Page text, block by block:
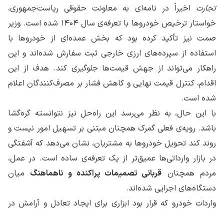
تجارت اخیراً در نامه‌ای به معاونت حقوقی ریاست‌جمهوری،
خواستار ترخیص خودروها با تعرفه‌ی سال ۱۴۰۴ شده است. وزیر
صمت نیز تأکید کرده بود که بخش عمده‌ای از خودروها با
استفاده از سپرده‌های ارزی خارجی ثبت سفارش شده‌اند و این
راهکار می‌تواند از جهش قیمت‌ها جلوگیری کند. هدف از این
اقدام، کنترل قیمت نهایی و کاهش فشار بر مصرف‌کنندگان اعلام
شده است.
با این حال، به نظر می‌رسد این راه‌حل نیز نتوانسته گره‌گشا
باشد. رویه‌ی فعلی گمرک همچنان مبتنی بر تسهیل امور نیست و
روند کند تحویل خودروها به مشتریان، نشان می‌دهد که آشفتگی
در بازار وارداتی‌ها عمیق‌تر از یک تعرفه‌ی ساده است. در عمل،
مردم همچنان قربانی تصمیمات پراکنده و ناهماهنگ میان
دستگاه‌های اجرایی شده‌اند.
واردات خودرو که قرار بود ابزاری برای ایجاد تعادل و آرامش در